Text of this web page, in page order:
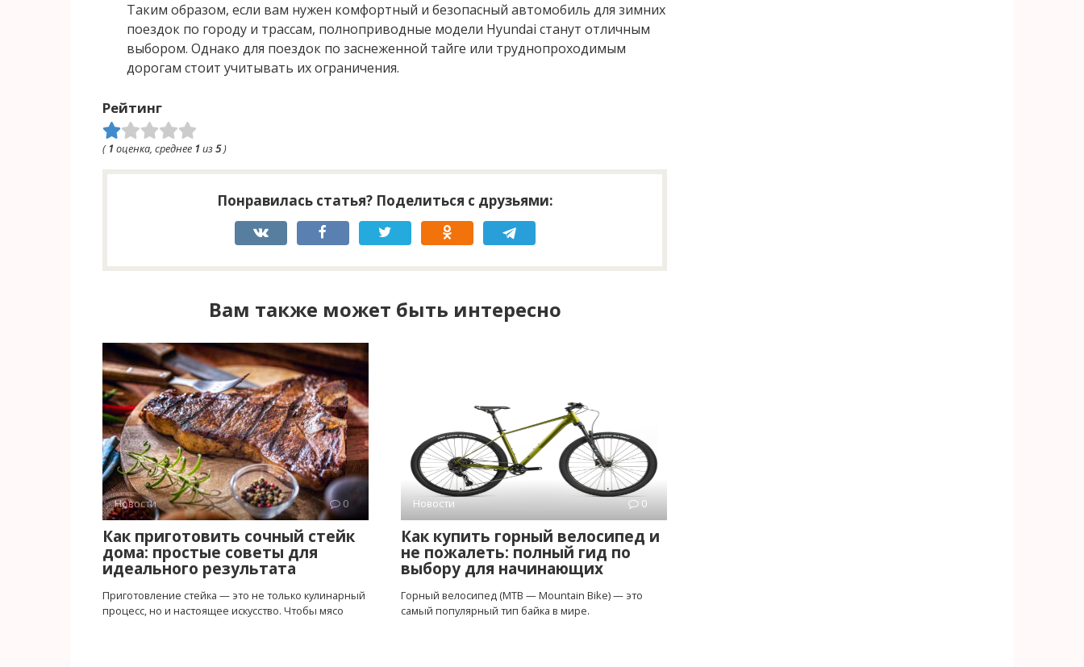
Таким образом, если вам нужен комфортный и безопасный автомобиль для зимних
поездок по городу и трассам, полноприводные модели Hyundai станут отличным
выбором. Однако для поездок по заснеженной тайге или труднопроходимым
дорогам стоит учитывать их ограничения.
Рейтинг
( 1 оценка, среднее 1 из5)
Понравилась статья? Поделиться с друзьями:
Вам также может быть интересно
Новости 0
Как приготовить сочный стейк
дома: простые советы для
идеального результата
Приготовление стейка — это не только кулинарный
процесс, но и настоящее искусство. Чтобы мясо
Новости 0
Как купить горный велосипед и
не пожалеть: полный гид по
выбору для начинающих
Горный велосипед (MTB — Mountain Bike) — это
самый популярный тип байка в мире.